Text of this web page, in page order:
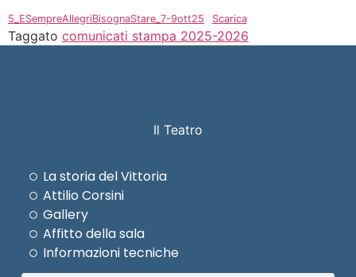
5_ESempreAllegriBisognaStare_7-9ott25 Scarica
Taggato comunicati stampa 2025-2026
Il Teatro
La storia del Vittoria
Attilio Corsini
Gallery
Affitto della sala
Informazioni tecniche